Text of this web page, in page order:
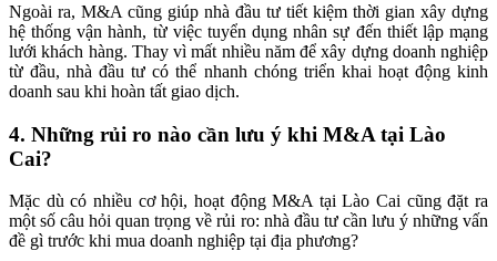
Ngoài ra, M&A cũng giúp nhà đầu tư tiết kiệm thời gian xây dựng
hệ thống vận hành, từ việc tuyển dụng nhân sự đến thiết lập mạng
lưới khách hàng. Thay vì mất nhiều năm để xây dựng doanh nghiệp
từ đầu, nhà đầu tư có thể nhanh chóng triển khai hoạt động kinh
doanh sau khi hoàn tất giao dịch.
4. Những rủi ro nào cần lưu ý khi M&A tại Lào
Cai?
Mặc dù có nhiều cơ hội, hoạt động M&A tại Lào Cai cũng đặt ra
một số câu hỏi quan trọng về rủi ro: nhà đầu tư cần lưu ý những vấn
đề gì trước khi mua doanh nghiệp tại địa phương?